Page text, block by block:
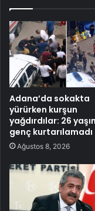
Adana’da sokakta
yürürken kurşun
yağdırdılar: 26
genç kurtarılamadı
Ağustos 8, 2026